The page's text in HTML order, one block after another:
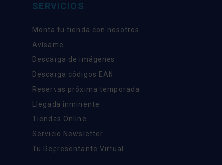
SERVICIOS
Monta tu tienda con nosotros
Avísame
Descarga de imágenes
Descarga códigos EAN
Reservas próxima temporada
Llegada inminente
Tiendas Online
Servicio Newsletter
Tu Representante Virtual